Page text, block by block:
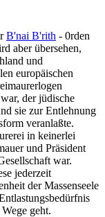
B'nai B'rith - 0rden
aber übersehen,
und
europäischen
der jüdische
sie zur Entlehnung
veranlaßte.
in keinerlei
und Präsident
war.
jederzeit
der Massenseele
geht.